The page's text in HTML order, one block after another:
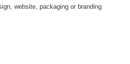
website, packaging or branding